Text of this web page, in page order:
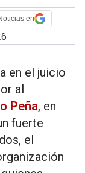
en
en el juicio
al
Peña, en
fuerte
el